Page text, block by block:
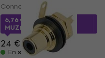
Connecteur RCA
6,76 € avec le code
MUZMUZ-70
24 €
En stock